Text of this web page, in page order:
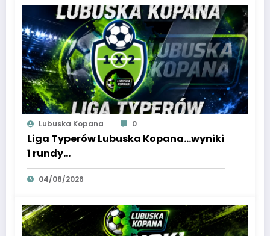
Lubuska Kopana 0
Liga Typerów Lubuska Kopana…wyniki
1 rundy…
04/08/2026